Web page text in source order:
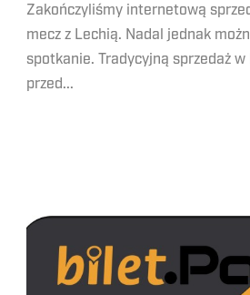
Zakończyliśmy internetową
mecz z Lechią. Nadal jednak
spotkanie. Tradycyjną sprzedaż
przed...